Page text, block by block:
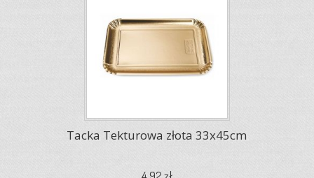
Tacka Tekturowa złota 33x45cm